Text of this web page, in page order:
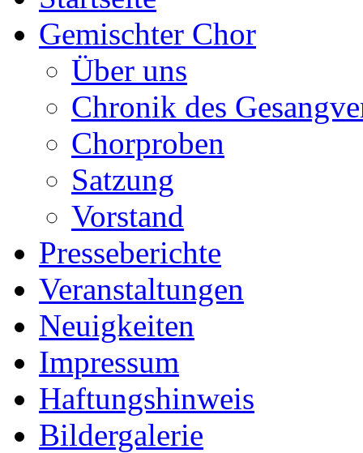
Gemischter Chor
Über uns
Chronik des
Chorproben
Satzung
Vorstand
Presseberichte
Veranstaltungen
Neuigkeiten
Impressum
Haftungshinweis
Bildergalerie